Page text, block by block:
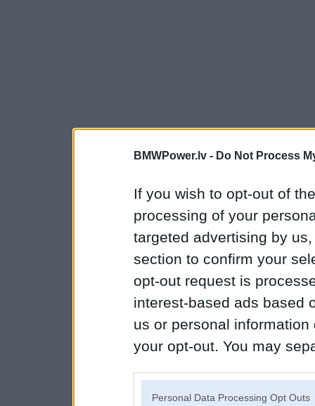
BMWPower.lv - Do Not Process
If you wish to opt-out of
processing of your
targeted advertising by
section to confirm your
opt-out request is
interest-based ads based
us or personal
your opt-out. You may
Personal Data Processing Opt Outs